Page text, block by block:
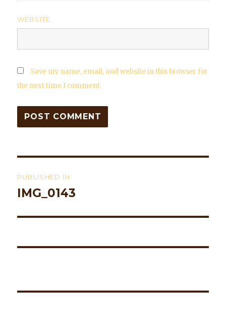
WEBSITE
Save my name, email, and website in this browser for
the next time I comment.
navigation
PUBLISHED IN
IMG_0143